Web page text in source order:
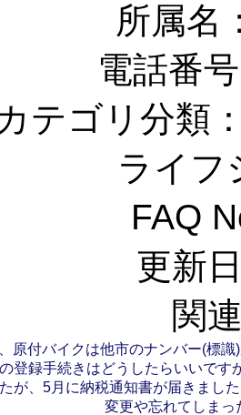
所属名
電話番
カテゴリ分類
ライフ
FAQ
更新
関
原付バイクは他市のナンバー(標
登録手続きはどうしたらいいです
が、5月に納税通知書が届きまし
変更や忘れてしまっ